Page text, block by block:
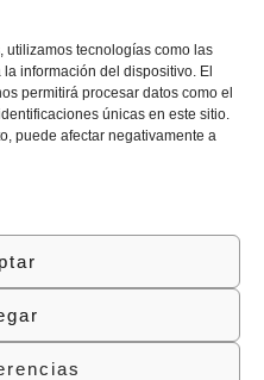
utilizamos tecnologías como las
información del dispositivo. El
permitirá procesar datos como el
únicas en este sitio.
puede afectar negativamente a
(+34)
935
Todos los derechos